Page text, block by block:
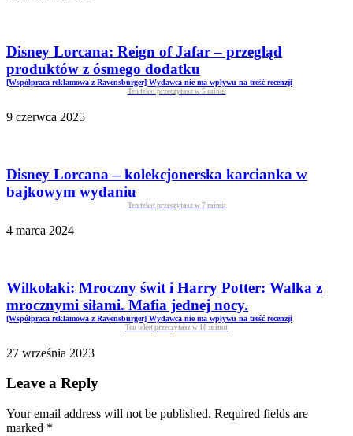
Disney Lorcana: Reign of Jafar – przegląd
produktów z ósmego dodatku
[Współpraca reklamowa z Ravensburger] Wydawca nie ma wpływu na treść recenzji
Ten tekst przeczytasz w 5 minut
9 czerwca 2025
Disney Lorcana – kolekcjonerska karcianka w
bajkowym wydaniu
Ten tekst przeczytasz w 7 minut
4 marca 2024
Wilkołaki: Mroczny świt i Harry Potter: Walka z
mrocznymi siłami. Mafia jednej nocy.
[Współpraca reklamowa z Ravensburger] Wydawca nie ma wpływu na treść recenzji
Ten tekst przeczytasz w 10 minut
27 września 2023
Leave a Reply
Your email address will not be published. Required fields are
marked *